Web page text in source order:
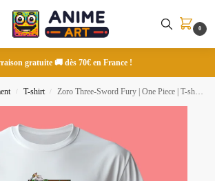
0
gratuite 🚚 dès 70€ en France !
/ T-shirt / Zoro Three-Sword Fury | One Piece | T-shirt brodé